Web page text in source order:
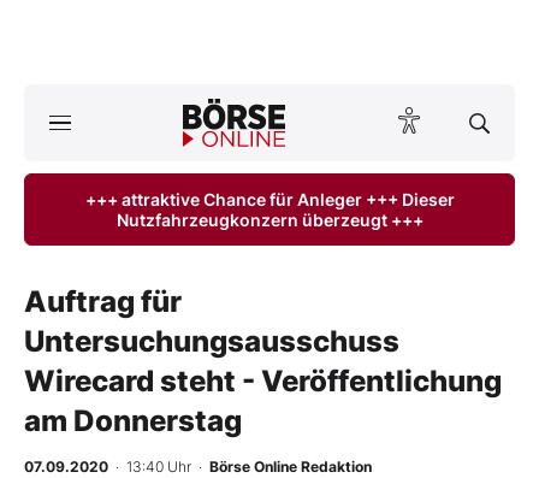
ktuelle Ausgabe BÖRSE ONLINE lesen
Anlageprodukte
Finanz-Check
Abo & Shop
BO-Musterdepots
+++ attraktive Chance für Anleger +++ Dieser
Nutzfahrzeugkonzern überzeugt +++
Auftrag für
Untersuchungsausschuss
Wirecard steht - Veröffentlichung
am Donnerstag
07.09.2020 · 13:40 Uhr · Börse Online Redaktion